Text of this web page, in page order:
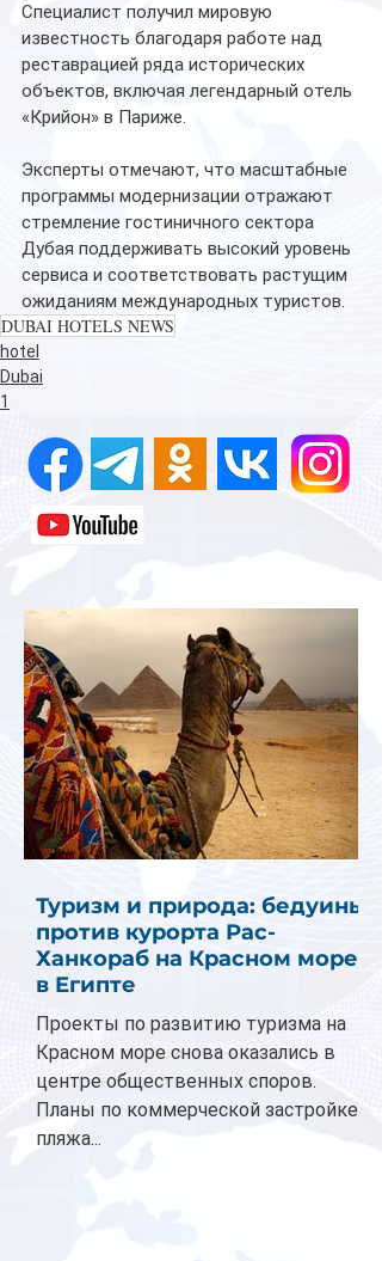
Специалист получил мировую
известность благодаря работе над
реставрацией ряда исторических
объектов, включая легендарный отель
«Крийон» в Париже.
Эксперты отмечают, что масштабные
программы модернизации отражают
стремление гостиничного сектора
Дубая поддерживать высокий уровень
сервиса и соответствовать растущим
ожиданиям международных туристов.
DUBAI HOTELS NEWS
hotel
Dubai
1
Туризм и природа: бедуины
против курорта Рас-
Ханкораб на Красном море
в Египте
Проекты по развитию туризма на
Красном море снова оказались в
центре общественных споров.
Планы по коммерческой застройке
пляжа...